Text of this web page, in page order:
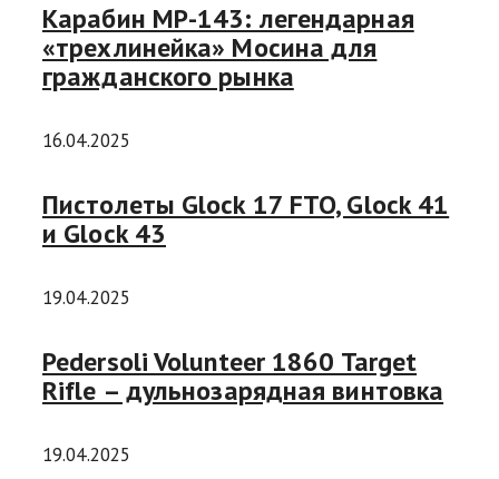
Карабин МР-143: легендарная
«трехлинейка» Мосина для
гражданского рынка
16.04.2025
Пистолеты Glock 17 FTO, Glock 41
и Glock 43
19.04.2025
Pedersoli Volunteer 1860 Target
Rifle – дульнозарядная винтовка
19.04.2025